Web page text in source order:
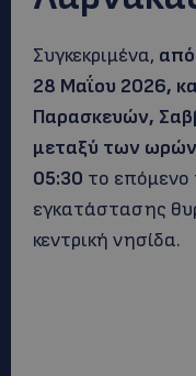
Συγκεκριμένα, από
28 Μαΐου 2026,
Παρασκευών,
μεταξύ των
05:30 το επόμενο
εγκατάστασης
κεντρική νησίδα.